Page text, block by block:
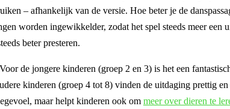
– afhankelijk van de versie. Hoe beter je de
worden ingewikkelder, zodat het spel steeds meer een
beter presteren.
de jongere kinderen (groep 2 en 3) is het een
kinderen (groep 4 tot 8) vinden de uitdaging prettig
maar helpt kinderen ook om meer over dieren te